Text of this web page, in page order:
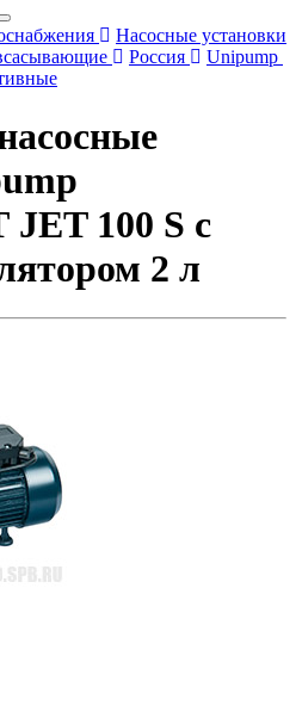
Насосные установки
Россия
Unipump
100 S с
2 л